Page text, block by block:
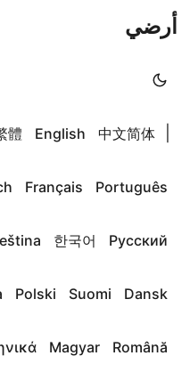
أرضي
中文简体
English
體
Português
Français
Русский
한국어
Dansk
Suomi
Polski
Română
Magyar